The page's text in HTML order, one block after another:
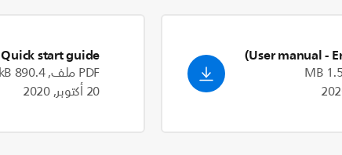
User manual-
Quick start guide
PDF ملف, 890.4 kB
20 أكتوبر, 2020